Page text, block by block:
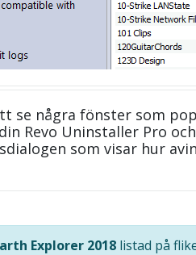
se några fönster som
Revo Uninstaller Pro
som visar hur
Explorer 2018 listad på